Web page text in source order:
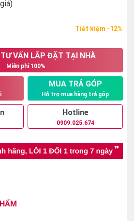
Tiết kiệm -12%
VẤN LẮP ĐẶT TẠI NHÀ
Miễn phí 100%
MUA TRẢ GÓP
Hỗ trợ mua hàng trả góp
Hotline
0909.025.674